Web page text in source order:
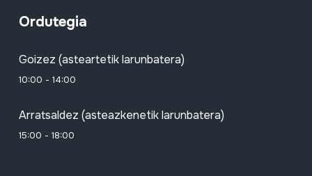
Ordutegia
Goizez (asteartetik larunbatera)
10:00 - 14:00
Arratsaldez (asteazkenetik larunbatera)
15:00 - 18:00